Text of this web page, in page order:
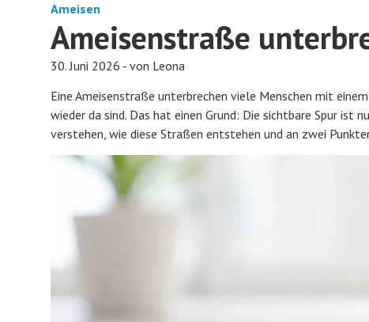
Ameisen
Ameisenstraße
30. Juni 2026 - von Leona
Eine Ameisenstraße unterbrechen viele Menschen mit
wieder da sind. Das hat einen Grund: Die sichtbare Spur ist
verstehen, wie diese Straßen entstehen und an zwei